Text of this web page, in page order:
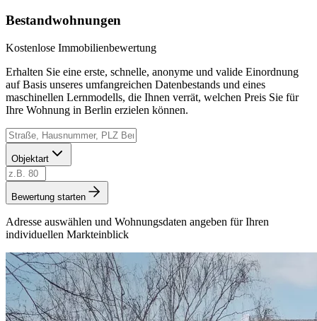
Bestandwohnungen
Kostenlose Immobilienbewertung
Erhalten Sie eine erste, schnelle, anonyme und valide Einordnung
auf Basis unseres umfangreichen Datenbestands und eines
maschinellen Lernmodells, die Ihnen verrät, welchen Preis Sie für
Ihre Wohnung in Berlin erzielen können.
Objektart
Bewertung starten
Adresse auswählen und Wohnungsdaten angeben für Ihren
individuellen Markteinblick